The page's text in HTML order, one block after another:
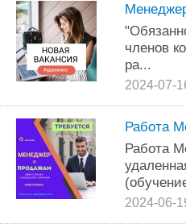
членов
ра...
2024-07-
Работа
Работа
2024-06-